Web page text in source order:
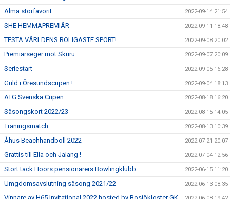
Alma storfavorit 2022-09-14 21:54
SHE HEMMAPREMIÄR 2022-09-11 18:48
TESTA VÄRLDENS ROLIGASTE SPORT! 2022-09-08 20:02
Premiärseger mot Skuru 2022-09-07 20:09
Seriestart 2022-09-05 16:28
Guld i Öresundscupen ! 2022-09-04 18:13
ATG Svenska Cupen 2022-08-18 16:20
Säsongskort 2022/23 2022-08-15 14:05
Träningsmatch 2022-08-13 10:39
Åhus Beachhandboll 2022 2022-07-21 20:07
Grattis till Ella och Jalang ! 2022-07-04 12:56
Stort tack Höörs pensionärers Bowlingklubb 2022-06-15 11:20
Umgdomsavslutning säsong 2021/22 2022-06-13 08:35